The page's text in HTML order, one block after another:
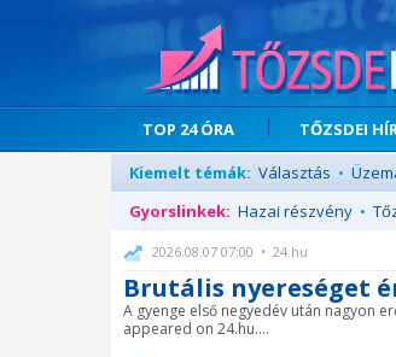
TOP 24 ÓRA TŐZSDEI
Kiemelt témák: Választás •
Gyorslinkek: Hazai részvény •
2026.08.07 07:00 • 24.hu
Brutális nyereséget
A gyenge első negyedév után nagyon
appeared on 24.hu....